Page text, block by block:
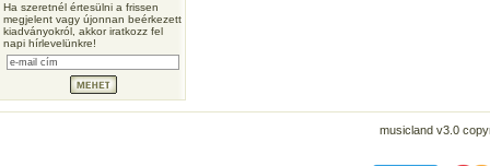
Ha szeretnél értesülni a frissen
megjelent vagy újonnan beérkezett
kiadványokról, akkor iratkozz fel
napi hírlevelünkre!
musicland v3.0